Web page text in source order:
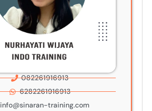
082261916913
6282261916913
info@sinaran-training.com